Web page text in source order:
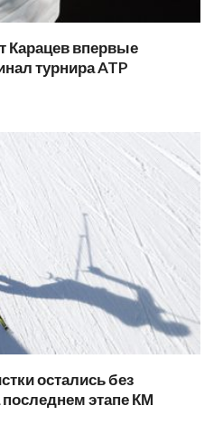
Карацев впервые
турнира ATP
остались без
этапе КМ